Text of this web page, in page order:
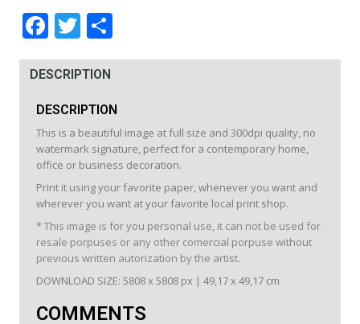
Facebook
Twitter
DESCRIPTION
DESCRIPTION
This is a beautiful image at full size and 300dpi quality, no
watermark signature, perfect for a contemporary home,
office or business decoration.
Print it using your favorite paper, whenever you want and
wherever you want at your favorite local print shop.
* This image is for you personal use, it can not be used for
resale porpuses or any other comercial porpuse without
previous written autorization by the artist.
DOWNLOAD SIZE: 5808 x 5808 px | 49,17 x 49,17 cm
COMMENTS